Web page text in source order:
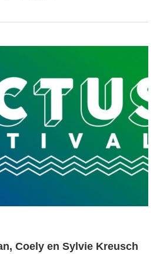
Coely en Sylvie Kreusch